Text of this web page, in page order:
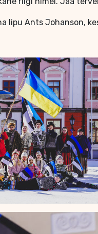
lipu Ants Johanson,